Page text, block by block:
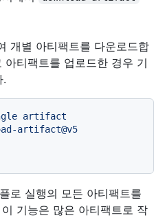
개별 아티팩트를 다운로드합
티팩트를 업로드한 경우 기
.
artifact
artifact@v5
로 실행의 모든 아티팩트를
기능은 많은 아티팩트로 작